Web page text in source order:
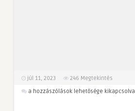
júl 11, 2023 246 Megtekintés
Az
a hozzászólások lehetősége kikapcsolva